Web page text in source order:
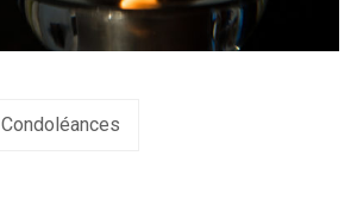
Condoléances